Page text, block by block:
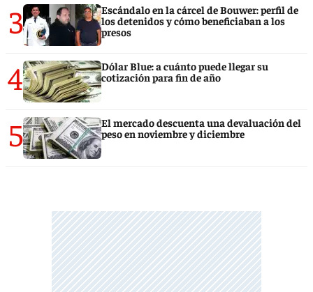
3
Escándalo en la cárcel de Bouwer: perfil de
los detenidos y cómo beneficiaban a los
presos
4
Dólar Blue: a cuánto puede llegar su
cotización para fin de año
5
El mercado descuenta una devaluación del
peso en noviembre y diciembre